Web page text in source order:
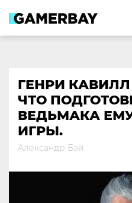
content
ГЕНРИ
ЧТО
ВЕДЬМАКА
ИГРЫ.
Александр Бэй